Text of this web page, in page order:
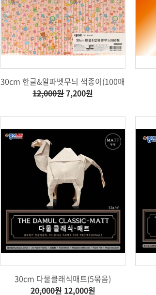
30cm 한글&알파벳무늬 색종이(100매)
12,000원7,200원
30cm 다물클래식매트(5묶음)
20,000원12,000원